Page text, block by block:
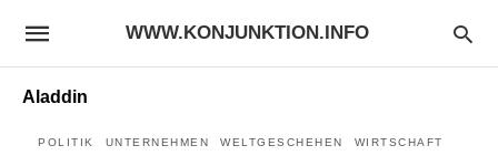
WWW.KONJUNKTION.INFO
Aladdin
POLITIK UNTERNEHMEN WELTGESCHEHEN WIRTSCHAFT